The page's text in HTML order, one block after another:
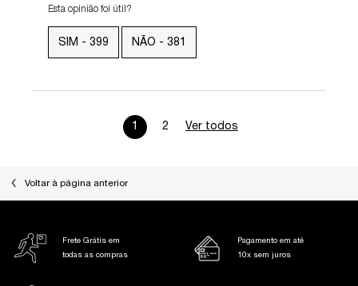
Esta opinião foi útil?
SIM - 399 NÃO - 381
Page 1 of 2. Current page
1 2 Ver todos
Voltar à página anterior
Frete Grátis em
todas as compras
Pagamento em até
10x sem juros